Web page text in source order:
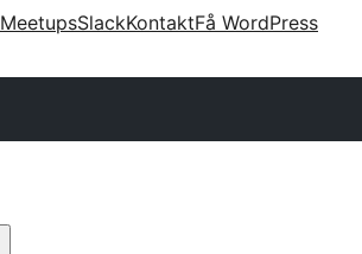
MeetupsSlackKontaktFå WordPress